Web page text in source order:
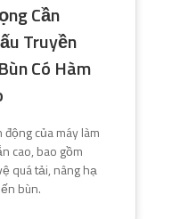
Cần
Truyền
Có Hàm
của máy làm
cao, bao gồm
quá tải, nâng hạ
bùn.